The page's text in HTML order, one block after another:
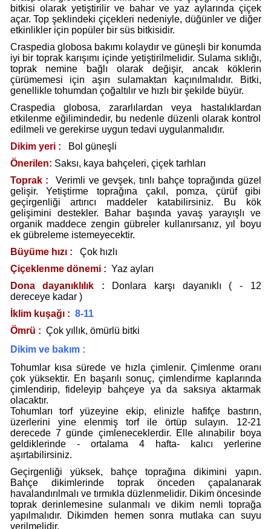
bitkisi olarak yetiştirilir ve bahar ve yaz aylarında çiçek
açar. Top şeklindeki çiçekleri nedeniyle, düğünler ve diğer
etkinlikler için popüler bir süs bitkisidir.
Craspedia globosa bakımı kolaydır ve güneşli bir konumda
iyi bir toprak karışımı içinde yetiştirilmelidir. Sulama sıklığı,
toprak nemine bağlı olarak değişir, ancak köklerin
çürümemesi için aşırı sulamaktan kaçınılmalıdır. Bitki,
genellikle tohumdan çoğaltılır ve hızlı bir şekilde büyür.
Craspedia globosa, zararlılardan veya hastalıklardan
etkilenme eğilimindedir, bu nedenle düzenli olarak kontrol
edilmeli ve gerekirse uygun tedavi uygulanmalıdır.
Dikim yeri :
Bol güneşli
Önerilen: Saksı, kaya bahçeleri, çiçek tarhları
Toprak :
Verimli ve gevşek, tınlı bahçe toprağında güzel
gelişir. Yetiştirme toprağına çakıl, pomza, çürüf gibi
geçirgenliği artırıcı maddeler katabilirsiniz. Bu kök
gelişimini destekler. Bahar başında yavaş yarayışlı ve
organik maddece zengin gübreler kullanırsanız, yıl boyu
ek gübreleme istemeyecektir.
Büyüme hızı :
Çok hızlı
Çiçeklenme dönemi : Yaz ayları
Dona dayanıklılık :
Donlara karşı dayanıklı ( - 12
dereceye kadar )
İklim kuşağı : 8-11
Ömrü : Çok yıllık, ömürlü bitki
Dikim ve bakım :
Tohumlar kısa sürede ve hızla çimlenir. Çimlenme oranı
çok yüksektir. En başarılı sonuç, çimlendirme kaplarında
çimlendirip, fideleyip bahçeye ya da saksıya aktarmak
olacaktır.
Tohumları torf yüzeyine ekip, elinizle hafifçe bastırın,
üzerlerini yine elenmiş torf ile örtüp sulayın. 12-21
derecede 7 günde çimleneceklerdir. Elle alınabilir boya
geldiklerinde - ortalama 4 hafta- kalıcı yerlerine
aşırtabilirsiniz.
Geçirgenliği yüksek, bahçe toprağına dikimini yapın.
Bahçe dikimlerinde toprak önceden çapalanarak
havalandırılmalı ve tırmıkla düzlenmelidir. Dikim öncesinde
toprak derinlemesine sulanmalı ve dikim nemli toprağa
yapılmalıdır. Dikimden hemen sonra mutlaka can suyu
verilmelidir.